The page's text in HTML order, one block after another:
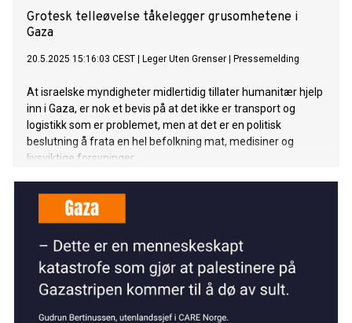
Grotesk telleøvelse tåkelegger grusomhetene i
Gaza
20.5.2025 15:16:03 CEST Leger Uten Grenser Pressemelding
At israelske myndigheter midlertidig tillater humanitær hjelp
inn i Gaza, er nok et bevis på at det ikke er transport og
logistikk som er problemet, men at det er en politisk
beslutning å frata en hel befolkning mat, medisiner og
livsviktige forsyninger.